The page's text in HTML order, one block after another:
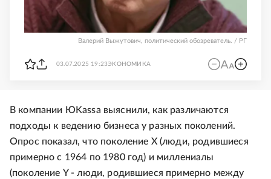
Валерий Выжутович, политический обозреватель. / РГ
03.07.2025 19:23ЭКОНОМИКА
В компании ЮKassa выяснили, как различаются
подходы к ведению бизнеса у разных поколений.
Опрос показал, что поколение Х (люди, родившиеся
примерно с 1964 по 1980 год) и миллениалы
(поколение Y - люди, родившиеся примерно между